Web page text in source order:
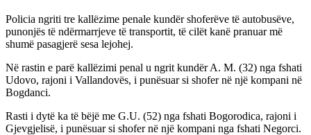
Policia ngriti tre kallëzime penale kundër shoferëve të autobusëve,
punonjës të ndërmarrjeve të transportit, të cilët kanë pranuar më
shumë pasagjerë sesa lejohej.
Në rastin e parë kallëzimi penal u ngrit kundër A. М. (32) nga fshati
Udovo, rajoni i Vallandovës, i punësuar si shofer në një kompani në
Bogdanci.
Rasti i dytë ka të bëjë me G.U. (52) nga fshati Bogorodica, rajoni i
Gjevgjelisë, i punësuar si shofer në një kompani nga fshati Negorci.